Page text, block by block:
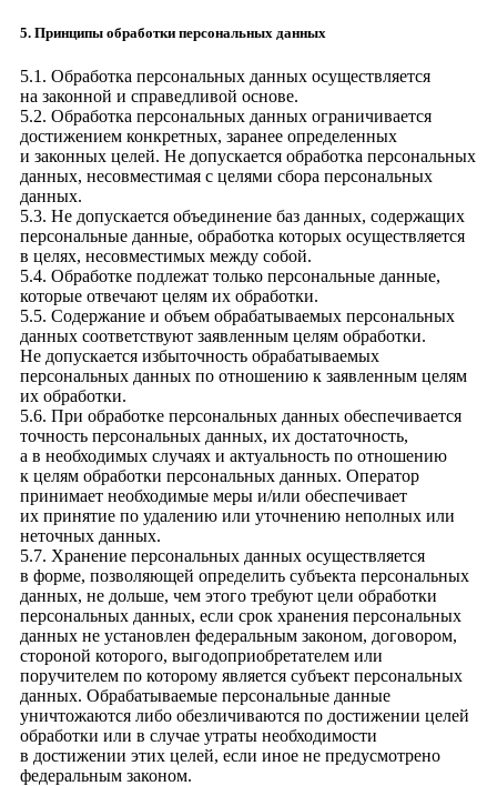
5. Принципы обработки персональных данных
5.1. Обработка персональных данных осуществляется
на законной и справедливой основе.
5.2. Обработка персональных данных ограничивается
достижением конкретных, заранее определенных
и законных целей. Не допускается обработка персональных
данных, несовместимая с целями сбора персональных
данных.
5.3. Не допускается объединение баз данных, содержащих
персональные данные, обработка которых осуществляется
в целях, несовместимых между собой.
5.4. Обработке подлежат только персональные данные,
которые отвечают целям их обработки.
5.5. Содержание и объем обрабатываемых персональных
данных соответствуют заявленным целям обработки.
Не допускается избыточность обрабатываемых
персональных данных по отношению к заявленным целям
их обработки.
5.6. При обработке персональных данных обеспечивается
точность персональных данных, их достаточность,
а в необходимых случаях и актуальность по отношению
к целям обработки персональных данных. Оператор
принимает необходимые меры и/или обеспечивает
их принятие по удалению или уточнению неполных или
неточных данных.
5.7. Хранение персональных данных осуществляется
в форме, позволяющей определить субъекта персональных
данных, не дольше, чем этого требуют цели обработки
персональных данных, если срок хранения персональных
данных не установлен федеральным законом, договором,
стороной которого, выгодоприобретателем или
поручителем по которому является субъект персональных
данных. Обрабатываемые персональные данные
уничтожаются либо обезличиваются по достижении целей
обработки или в случае утраты необходимости
в достижении этих целей, если иное не предусмотрено
федеральным законом.